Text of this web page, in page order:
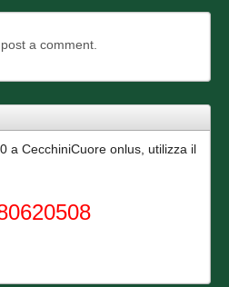
a comment.
a CecchiniCuore onlus, utilizza il